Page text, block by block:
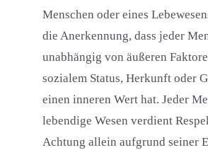
Menschen oder eines
die Anerkennung, dass jeder
unabhängig von äußeren
sozialem Status, Herkunft oder
einen inneren Wert hat. Jeder
lebendige Wesen verdient
Achtung allein aufgrund seiner